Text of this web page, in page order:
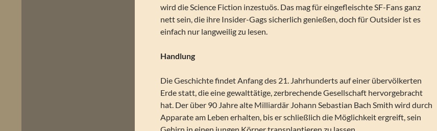
wird die Science Fiction inzestuös. Das mag für eingefleischte SF-Fans ganz
nett sein, die ihre Insider-Gags sicherlich genießen, doch für Outsider ist es
einfach nur langweilig zu lesen.
Handlung
Die Geschichte findet Anfang des 21. Jahrhunderts auf einer übervölkerten
Erde statt, die eine gewalttätige, zerbrechende Gesellschaft hervorgebracht
hat. Der über 90 Jahre alte Milliardär Johann Sebastian Bach Smith wird durch
Apparate am Leben erhalten, bis er schließlich die Möglichkeit ergreift, sein